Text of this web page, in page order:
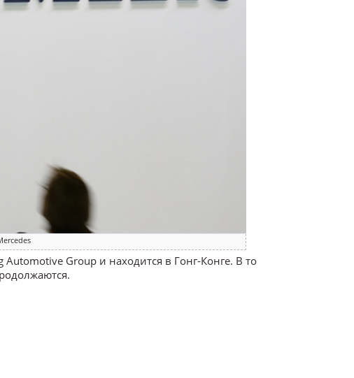
Group и находится в Гонг-Конге. В то